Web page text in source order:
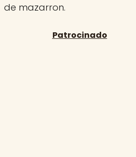
de mazarron.